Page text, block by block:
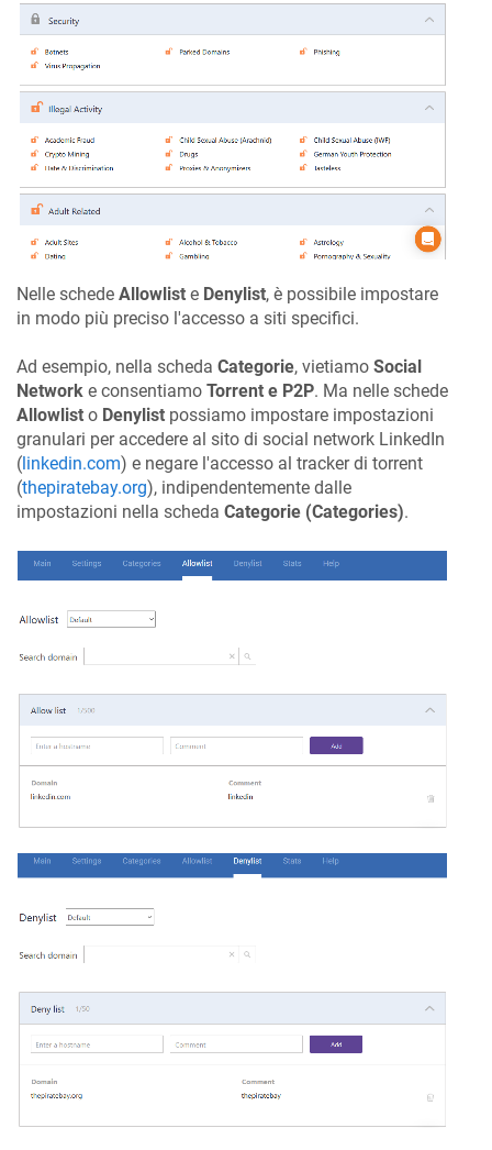
Nelle schede Allowlist e Denylist, è possibile impostare
in modo più preciso l'accesso a siti specifici.
Ad esempio, nella scheda Categorie, vietiamo Social
Network e consentiamo Torrent e P2P. Ma nelle schede
Allowlist o Denylist possiamo impostare impostazioni
granulari per accedere al sito di social network LinkedIn
( linkedin.com) e negare l'accesso al tracker di torrent
(thepiratebay.org), indipendentemente dalle
impostazioni nella scheda Categorie (Categories).